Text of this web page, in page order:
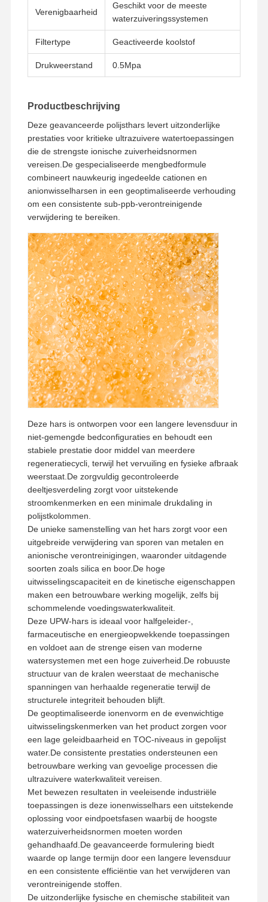
Huis Producten Video's Over Ons
FabriekstochtKwaliteitscont
Role
Neem
Contact Met
Ons Op
Nieuws
Gevallen
Vraag Een
Offerte
Laboratorium Ultrazuiver water systeem
De Machine van het Ultrapurewater
ultrazuiver waterzuiveringssysteem
Ultrazuivere waterapparatuur
Ultrazuiver waterfiltratiesysteem
Ultra Pure RO water systeem
Industrieel waterzuiveringssysteem
Gedeioniseerde Watermachine
Verbrauchsmateriaal voor waterzuivering
Bijbehorende onderdelen van waterzuiveringssysteem
Verenigbaarheid
Geschikt voor de meeste
waterzuiveringssystemen
Filtertype Geactiveerde koolstof
Drukweerstand 0.5Mpa
Productbeschrijving
Deze geavanceerde polijsthars levert uitzonderlijke
prestaties voor kritieke ultrazuivere watertoepassingen
die de strengste ionische zuiverheidsnormen
vereisen.De gespecialiseerde mengbedformule
combineert nauwkeurig ingedeelde cationen en
anionwisselharsen in een geoptimaliseerde verhouding
om een consistente sub-ppb-verontreinigende
verwijdering te bereiken.
Deze hars is ontworpen voor een langere levensduur in
niet-gemengde bedconfiguraties en behoudt een
stabiele prestatie door middel van meerdere
regeneratiecycli, terwijl het vervuiling en fysieke afbraak
weerstaat.De zorgvuldig gecontroleerde
deeltjesverdeling zorgt voor uitstekende
stroomkenmerken en een minimale drukdaling in
polijstkolommen.
De unieke samenstelling van het hars zorgt voor een
uitgebreide verwijdering van sporen van metalen en
anionische verontreinigingen, waaronder uitdagende
soorten zoals silica en boor.De hoge
uitwisselingscapaciteit en de kinetische eigenschappen
maken een betrouwbare werking mogelijk, zelfs bij
schommelende voedingswaterkwaliteit.
Deze UPW-hars is ideaal voor halfgeleider-,
farmaceutische en energieopwekkende toepassingen
en voldoet aan de strenge eisen van moderne
watersystemen met een hoge zuiverheid.De robuuste
structuur van de kralen weerstaat de mechanische
spanningen van herhaalde regeneratie terwijl de
structurele integriteit behouden blijft.
De geoptimaliseerde ionenvorm en de evenwichtige
uitwisselingskenmerken van het product zorgen voor
een lage geleidbaarheid en TOC-niveaus in gepolijst
water.De consistente prestaties ondersteunen een
betrouwbare werking van gevoelige processen die
ultrazuivere waterkwaliteit vereisen.
Met bewezen resultaten in veeleisende industriële
toepassingen is deze ionenwisselhars een uitstekende
oplossing voor eindpoetsfasen waarbij de hoogste
waterzuiverheidsnormen moeten worden
gehandhaafd.De geavanceerde formulering biedt
waarde op lange termijn door een langere levensduur
en een consistente efficiëntie van het verwijderen van
verontreinigende stoffen.
De uitzonderlijke fysische en chemische stabiliteit van